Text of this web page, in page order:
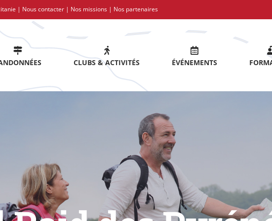
| Nous contacter | Nos missions | Nos partenaires
CLUBS & ACTIVITÉS ÉVÉNEMENTS